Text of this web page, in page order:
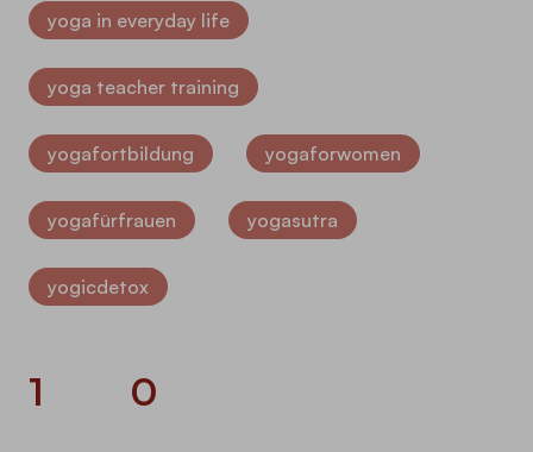
yoga in everyday life
yoga teacher training
yogafortbildung yogaforwomen
yogafürfrauen yogasutra
yogicdetox
1 0